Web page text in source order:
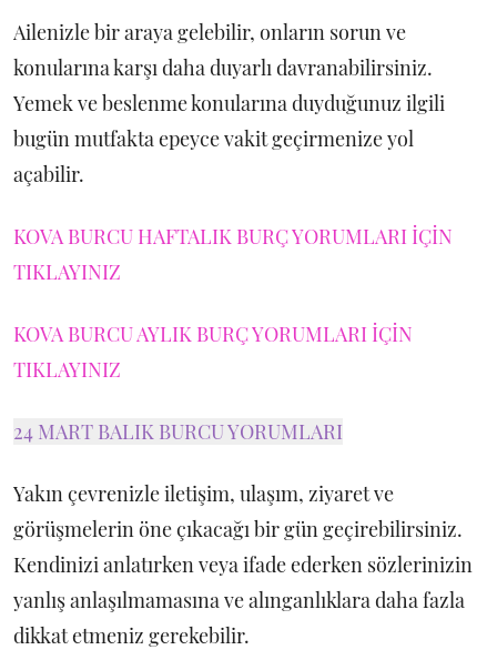
Ailenizle bir araya gelebilir, onların sorun ve
konularına karşı daha duyarlı davranabilirsiniz.
Yemek ve beslenme konularına duyduğunuz ilgili
bugün mutfakta epeyce vakit geçirmenize yol
açabilir.
KOVA BURCU HAFTALIK BURÇ YORUMLARI İÇİN
TIKLAYINIZ
KOVA BURCU AYLIK BURÇ YORUMLARI İÇİN
TIKLAYINIZ
24 MART BALIK BURCU YORUMLARI
Yakın çevrenizle iletişim, ulaşım, ziyaret ve
görüşmelerin öne çıkacağı bir gün geçirebilirsiniz.
Kendinizi anlatırken veya ifade ederken sözlerinizin
yanlış anlaşılmamasına ve alınganlıklara daha fazla
dikkat etmeniz gerekebilir.